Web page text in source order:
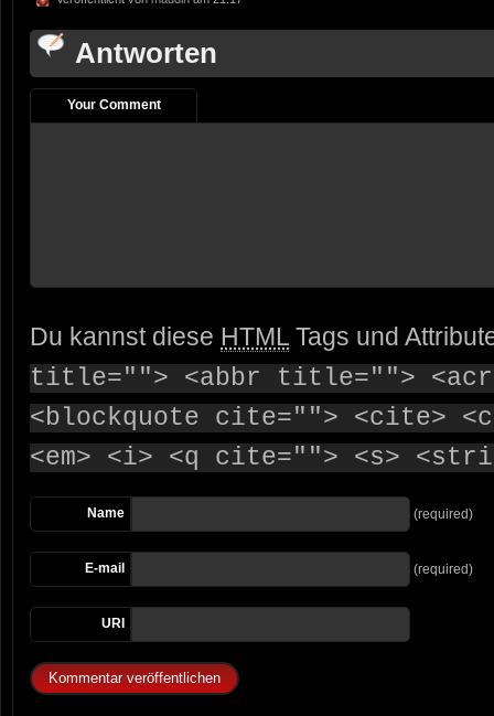
Antworten
Your Comment
Du kannst diese HTML Tags und
title=""> <abbr title="">
<blockquote cite=""> <cite>
<em> <i> <q cite=""> <s>
Name (required)
E-mail (required)
URI